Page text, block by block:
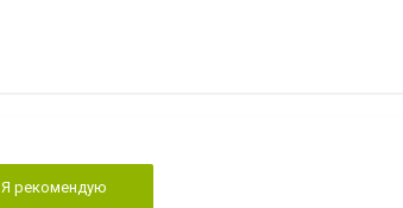
Я рекомендую